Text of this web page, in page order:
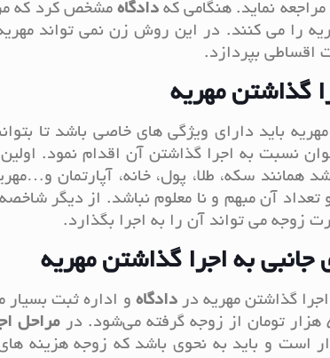
مراجعه نماید. هنگامی کهدادگاه مشخص کرد که
را می کنند. در این روش زن نمی تواند
اقساطی بپردازد.
گذاشتن مهریه
باید دارای ویژگی های خاصی باشد تا
نسبت به اجرا گذاشتن آن اقدام نمود.
همانند سکه، طلا، پول، خانه، آپارتمان
تعداد آن مبهم و نا معلوم نباشد. از دیگر
زوجه می تواند آن را به اجرا بگذارد.
جانبی به اجرا گذاشتن مهریه
گذاشتن مهریه دردادگاه و اداره ثبت بسیار
مراحل
است و باید به نحوی باشد که زوجه هزینه